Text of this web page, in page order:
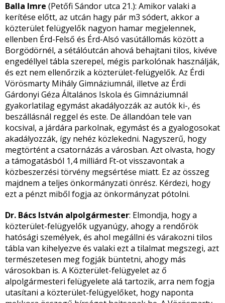
Balla Imre (Petőfi Sándor utca 21.): Amikor valaki a
kerítése előtt, az utcán hagy pár m3 sódert, akkor a
közterület felügyelők nagyon hamar megjelennek,
ellenben Érd-Felső és Érd-Alsó vasútállomás között a
Borgödörnél, a sétálóutcán ahová behajtani tilos, kivéve
engedéllyel tábla szerepel, mégis parkolónak használják,
és ezt nem ellenőrzik a közterület-felügyelők. Az Érdi
Vörösmarty Mihály Gimnáziumnál, illetve az Érdi
Gárdonyi Géza Általános Iskola és Gimnáziumnál
gyakorlatilag egymást akadályozzák az autók ki-, és
beszállásnál reggel és este. De állandóan tele van
kocsival, a járdára parkolnak, egymást és a gyalogosokat
akadályozzák, így nehéz közlekedni. Nagyszerű, hogy
megtörtént a csatornázás a városban. Azt olvasta, hogy
a támogatásból 1,4 milliárd Ft-ot visszavontak a
közbeszerzési törvény megsértése miatt. Ez az összeg
majdnem a teljes önkormányzati önrész. Kérdezi, hogy
ezt a pénzt miből fogja az önkormányzat pótolni.
Dr. Bács István alpolgármester: Elmondja, hogy a
közterület-felügyelők ugyanúgy, ahogy a rendőrök
hatósági személyek, és ahol megállni és várakozni tilos
tábla van kihelyezve és valaki ezt a tilalmat megszegi, azt
természetesen meg fogják büntetni, ahogy más
városokban is. A Közterület-felügyelet az ő
alpolgármesteri felügyelete alá tartozik, arra nem fogja
utasítani a közterület-felügyelőket, hogy naponta